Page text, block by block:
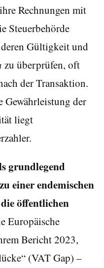
Rechnungen mit
Steuerbehörde
Gültigkeit und
zu überprüfen, oft
der Transaktion.
der
liegt
grundlegend
einer endemischen
öffentlichen
Europäische
Bericht 2023,
(VAT Gap) –